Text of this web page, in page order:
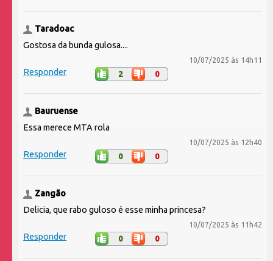
Taradoac
Gostosa da bunda gulosa....
10/07/2025 às 14h11
Responder 2 0
Bauruense
Essa merece MTA rola
10/07/2025 às 12h40
Responder 0 0
Zangão
Delicia, que rabo guloso é esse minha princesa?
10/07/2025 às 11h42
Responder 0 0